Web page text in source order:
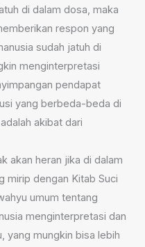
di dalam dosa, maka
respon yang
sudah jatuh di
menginterpretasi
pendapat
yang berbeda-beda di
akibat dari
akan heran jika di dalam
mirip dengan Kitab Suci
umum tentang
menginterpretasi dan
yang mungkin bisa lebih